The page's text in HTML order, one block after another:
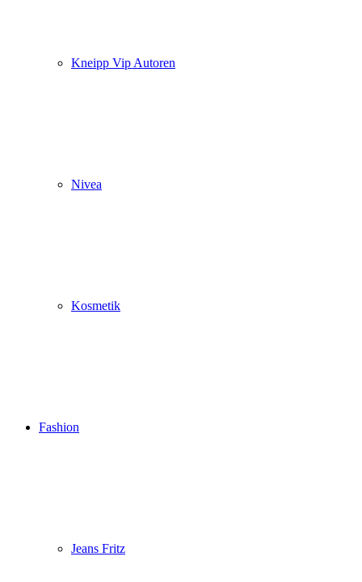
Kneipp Vip Autoren
Nivea
Kosmetik
Fashion
Jeans Fritz